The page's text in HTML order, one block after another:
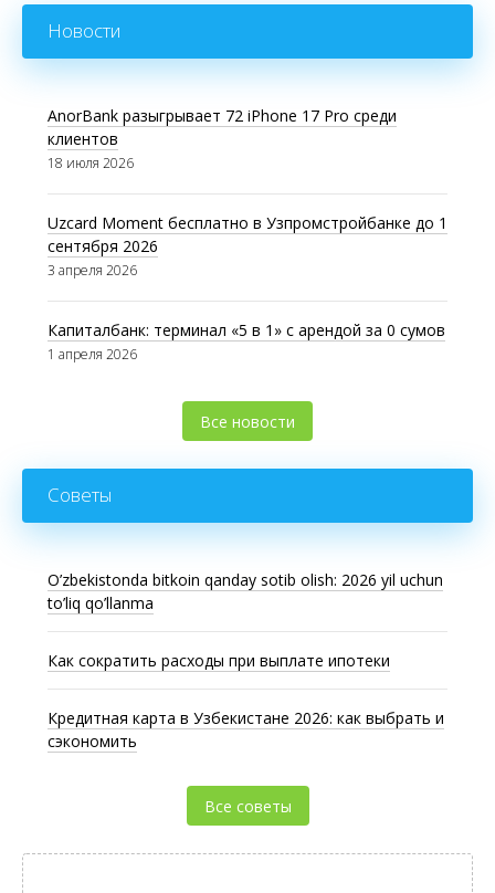
Новости
AnorBank разыгрывает 72 iPhone 17 Pro среди
клиентов
18 июля 2026
Uzcard Moment бесплатно в Узпромстройбанке до 1
сентября 2026
3 апреля 2026
Капиталбанк: терминал «5 в 1» с арендой за 0 сумов
1 апреля 2026
Все новости
Советы
O’zbekistonda bitkoin qanday sotib olish: 2026 yil uchun
to’liq qo’llanma
Как сократить расходы при выплате ипотеки
Кредитная карта в Узбекистане 2026: как выбрать и
сэкономить
Все советы